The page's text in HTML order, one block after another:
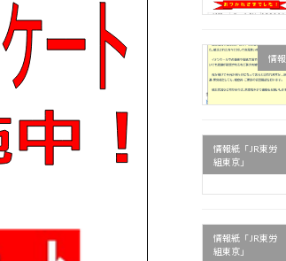
情報
情報紙「JR東労
組東京」
情報紙「JR東労
組東京」